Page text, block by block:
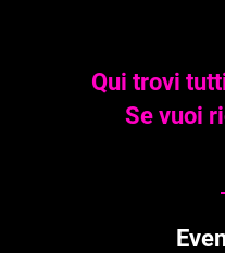
Qui trovi
Se vuoi